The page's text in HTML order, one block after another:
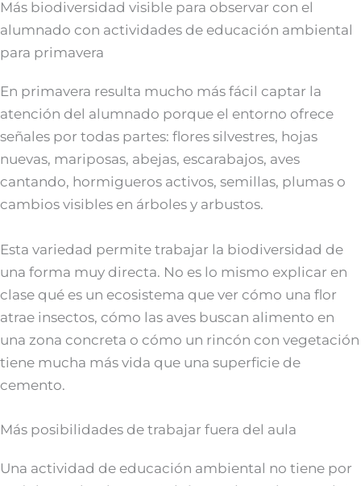
Más biodiversidad visible para observar con el
alumnado con actividades de educación ambiental
para primavera
En primavera resulta mucho más fácil captar la
atención del alumnado porque el entorno ofrece
señales por todas partes: flores silvestres, hojas
nuevas, mariposas, abejas, escarabajos, aves
cantando, hormigueros activos, semillas, plumas o
cambios visibles en árboles y arbustos.
Esta variedad permite trabajar la biodiversidad de
una forma muy directa. No es lo mismo explicar en
clase qué es un ecosistema que ver cómo una flor
atrae insectos, cómo las aves buscan alimento en
una zona concreta o cómo un rincón con vegetación
tiene mucha más vida que una superficie de
cemento.
Más posibilidades de trabajar fuera del aula
Una actividad de educación ambiental no tiene por